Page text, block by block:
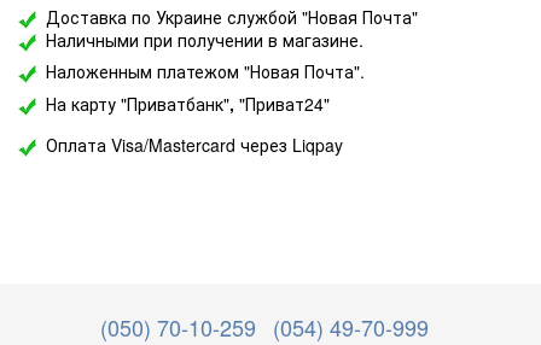
Доставка по Украине службой "Новая Почта"
Наличными при получении в магазине.
Наложенным платежом "Новая Почта".
На карту "Приватбанк", "Приват24"
Оплата Visa/Mastercard через Liqpay
(050) 70-10-259 (054) 49-70-999